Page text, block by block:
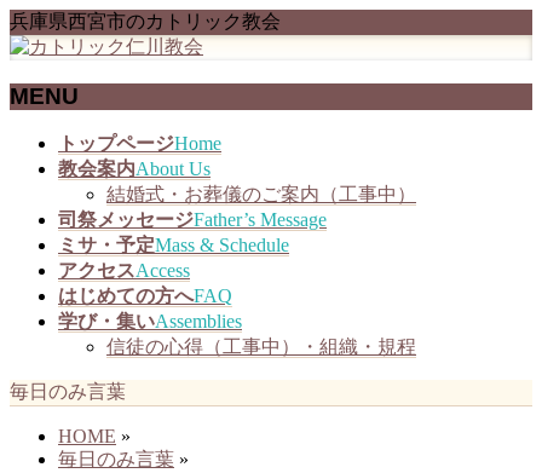
兵庫県西宮市のカトリック教会
MENU
トップページHome
教会案内About Us
結婚式・お葬儀のご案内（工事中）
司祭メッセージFather’s Message
ミサ・予定Mass & Schedule
アクセスAccess
はじめての方へFAQ
学び・集いAssemblies
信徒の心得（工事中）・組織・規程
毎日のみ言葉
HOME »
毎日のみ言葉 »